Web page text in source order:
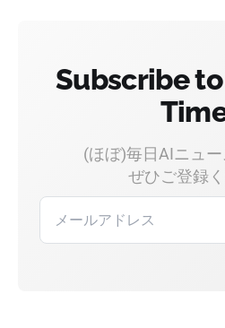
Subscribe
(ほぼ)毎日AIニュ
ぜひご登録